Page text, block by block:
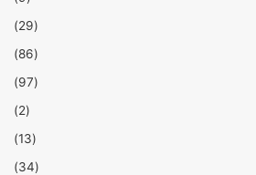
(29)
(86)
(97)
(2)
(13)
(34)